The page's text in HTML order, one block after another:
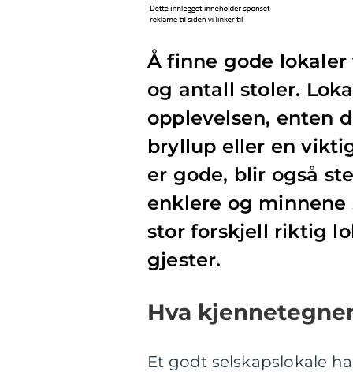
Å finne gode
og antall stoler.
opplevelsen, enten
bryllup eller en
er gode, blir også
enklere og
stor forskjell riktig
gjester.
Hva
Et godt selskapslokale